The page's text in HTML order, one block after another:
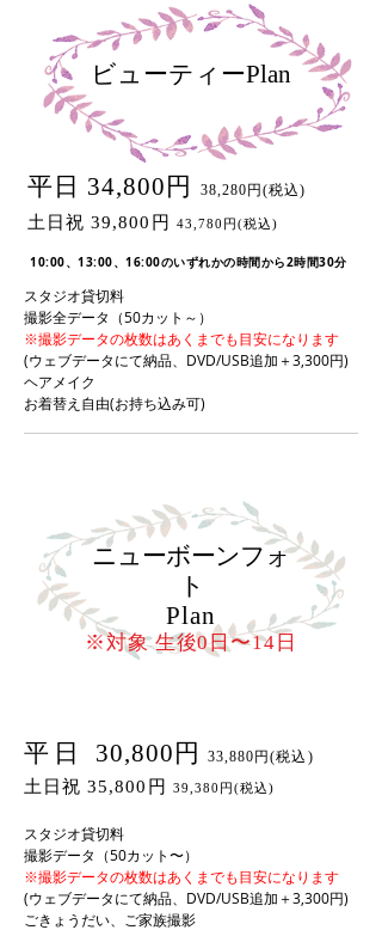
ビューティーPlan
平日 34,800円 38,280円(税込)
土日祝 39,800円 43,780円(税込)
10:00、13:00、16:00のいずれかの時間から2時間30分
スタジオ貸切料
撮影全データ（50カット～）
※撮影データの枚数はあくまでも目安になります
(ウェブデータにて納品、DVD/USB追加＋3,300円)
ヘアメイク
お着替え自由(お持ち込み可)
ニューボーンフォ
ト
Plan
​​※対象 生後0日〜14日
平日 30,800円33,880円(税込)
土日祝 35,800円 39,380円(税込)
スタジオ貸切料
撮影データ（50カット〜）
※撮影データの枚数はあくまでも目安になります
(ウェブデータにて納品、DVD/USB追加＋3,300円)​
ごきょうだい、ご家族撮影